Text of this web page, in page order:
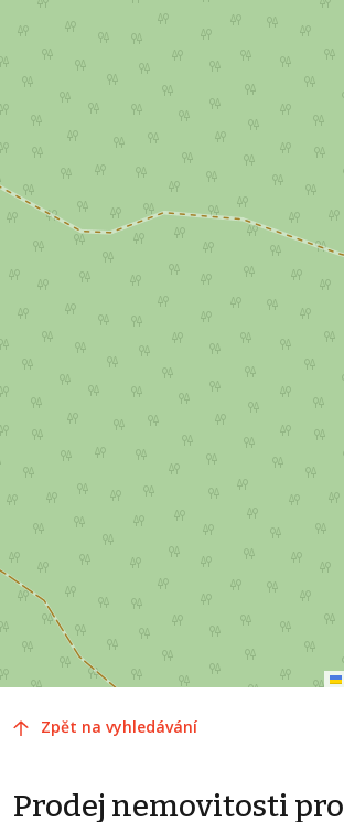
Zpět na vyhledávání
Prodej nemovitosti pro